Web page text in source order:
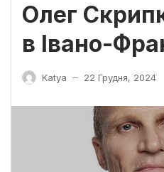
Олег
в Івано-
Katya — 22 Грудня, 2024